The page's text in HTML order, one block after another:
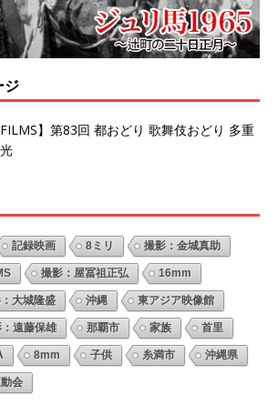
ジ
FILMS】第83回 都おどり 歌舞伎おどり 多重
記録映画 8ミリ 撮影：金城真助
撮影：屋冨祖正弘 16mm
大城隆盛 沖縄 東アジア映像館
遠藤保雄 那覇市 家族 首里
8mm 子供 糸満市 沖縄県
会